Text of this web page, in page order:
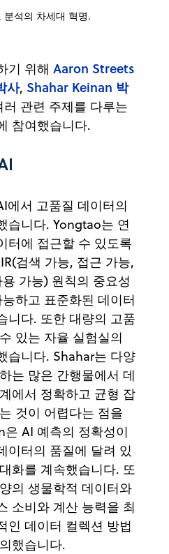
분석의 차세대 혁명.
기 위해 Aaron Streets
사, Shahar Keinan 박
관련 주제를 다루는
참여했습니다.
에서 고품질 데이터의
습니다. Yongtao는 연
터에 접근할 수 있도록
검색 가능, 접근 가능,
가능) 원칙의 중요성
하고 표준화된 데이터
니다. 또한 대량의 고품
있는 자율 실험실의
습니다. Shahar는 다양
는 많은 간행물에서 데
에서 정확하고 균형 잡
것이 어렵다는 점을
AI 예측의 정확성이
이터의 품질에 달려 있
화를 계속했습니다. 또
의 생물학적 데이터와
소비와 계산 능력을 최
인 데이터 컬렉션 방법
했습니다.